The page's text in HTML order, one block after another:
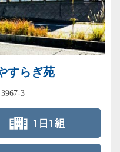
すらぎ苑
3